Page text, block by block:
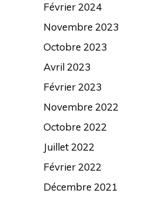
Février 2024
Novembre 2023
Octobre 2023
Avril 2023
Février 2023
Novembre 2022
Octobre 2022
Juillet 2022
Février 2022
Décembre 2021